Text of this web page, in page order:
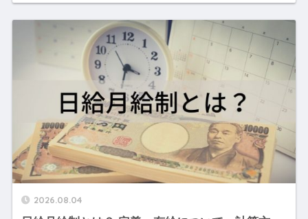
2026.08.04